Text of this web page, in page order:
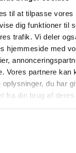
til at tilpasse vores
dig funktioner til
trafik. Vi deler
hjemmeside med
Vores partnere kan
oplysninger, du har
fra din brug af deres
måske
lide...